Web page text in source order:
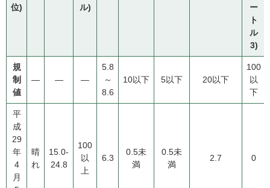
位)
ル)
ー
ト
ル
3)
規
制
値
― ― ―
5.8
～
8.6
10以下 5以下 20以下
100
以
下
平
成
29
年
4
月
晴
れ
15.0-
24.8
100
以
上
6.3
0.5未
満
0.5未
満
2.7 0